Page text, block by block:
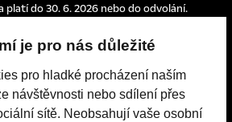
platí do 30. 6. 2026 nebo do odvolání.
proto dovozovat povinnost společnosti
je UniCredit Leasing CZ, a.s.,
1, 140 10 Praha 4, IČO: 15886492
je pro nás důležité
pro hladké procházení naším
návštěvnosti nebo sdílení přes
sítě. Neobsahují vaše osobní